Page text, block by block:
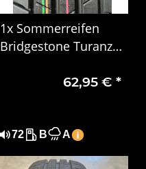
1x Sommerreifen
Bridgestone Turanza
XL DOT 481962,95 €*
72 B A